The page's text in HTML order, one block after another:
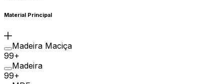
Material Principal
Madeira Maciça
99+
Madeira
99+